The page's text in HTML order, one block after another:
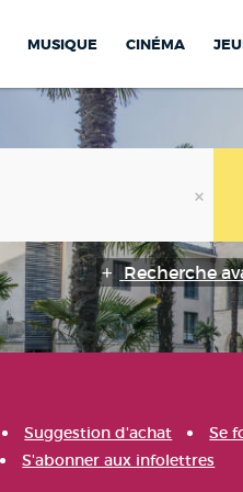
MUSIQUE CINÉMA
Recherche
Suggestion d'achat
Se
S'abonner aux infolettres